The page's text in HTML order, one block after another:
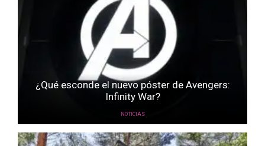
¿Qué esconde el nuevo póster de Avengers:
Infinity War?
NOTICIAS